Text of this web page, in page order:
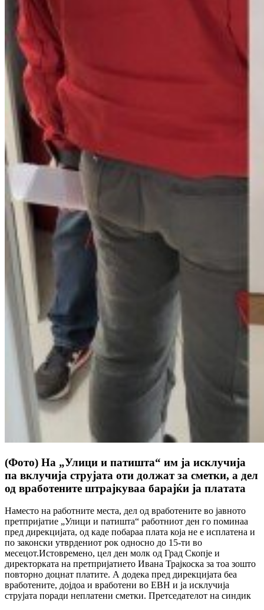
(Фото) На „Улици и патишта“ им ја исклучија
па вклучија струјата оти должат за сметки, а дел
од вработените штрајкуваа барајќи ја платата
Наместо на работните места, дел од вработените во јавното
претпријатие „Улици и патишта“ работниот ден го поминаа
пред дирекцијата, од каде побараа плата која не е исплатена и
по законски утврдениот рок односно до 15-ти во
месецот.Истовремено, цел ден молк од Град Скопје и
директорката на претпријатието Ивана Трајкоска за тоа зошто
повторно доцнат платите. А додека пред дирекцијата беа
вработените, дојдоа и вработени во ЕВН и ја исклучија
струјата поради неплатени сметки. Претседателот на синдик